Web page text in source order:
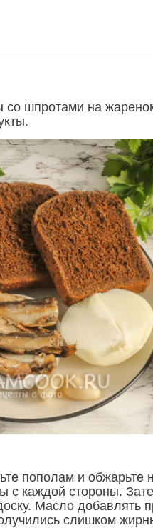
со шпротами на
пополам и обжарьте
с каждой стороны.
Масло добавлять
слишком